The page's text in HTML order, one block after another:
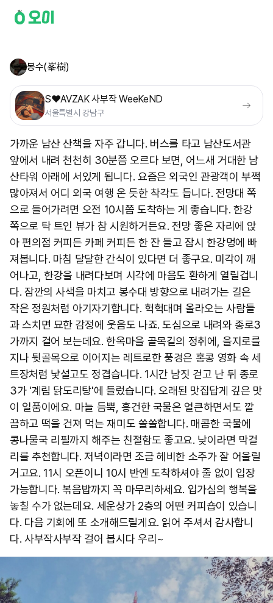
봉수(峯樹)
S❤️AVZAK 사부작 WeeKeND
서울특별시 강남구
가까운 남산 산책을 자주 갑니다. 버스를 타고 남산도서관
앞에서 내려 천천히 30분쯤 오르다 보면, 어느새 거대한 남
산타워 아래에 서있게 됩니다. 요즘은 외국인 관광객이 부쩍
많아져서 어디 외국 여행 온 듯한 착각도 듭니다. 전망대 쪽
으로 들어가려면 오전 10시쯤 도착하는 게 좋습니다. 한강
쪽으로 탁 트인 뷰가 참 시원하거든요. 전망 좋은 자리에 앉
아 편의점 커피든 카페 커피든 한 잔 들고 잠시 한강멍에 빠
져봅니다. 마침 달달한 간식이 있다면 더 좋구요. 미각이 깨
어나고, 한강을 내려다보며 시각에 마음도 환하게 열릴겁니
다. 잠깐의 사색을 마치고 봉수대 방향으로 내려가는 길은
작은 정원처럼 아기자기합니다. 헉헉대며 올라오는 사람들
과 스치면 묘한 감정에 웃음도 나죠. 도심으로 내려와 종로3
가까지 걸어 보는데요. 한옥마을 골목길의 정취에, 을지로를
지나 뒷골목으로 이어지는 레트로한 풍경은 홍콩 영화 속 세
트장처럼 낯설고도 정겹습니다. 1시간 남짓 걷고 난 뒤 종로
3가 '계림 닭도리탕'에 들렀습니다. 오래된 맛집답게 깊은 맛
이 일품이에요. 마늘 듬뿍, 흥건한 국물은 얼큰하면서도 깔
끔하고 떡을 건져 먹는 재미도 쏠쏠합니다. 매콤한 국물에
콩나물국 리필까지 해주는 친절함도 좋고요. 낮이라면 막걸
리를 추천합니다. 저녁이라면 조금 헤비한 소주가 잘 어울릴
거고요. 11시 오픈이니 10시 반엔 도착하셔야 줄 없이 입장
가능합니다. 볶음밥까지 꼭 마무리하세요. 입가심의 행복을
놓칠 수가 없는데요. 세운상가 2층의 어떤 커피숍이 있습니
다. 다음 기회에 또 소개해드릴게요. 읽어 주셔서 감사합니
다. 사부작사부작 걸어 봅시다 우리~